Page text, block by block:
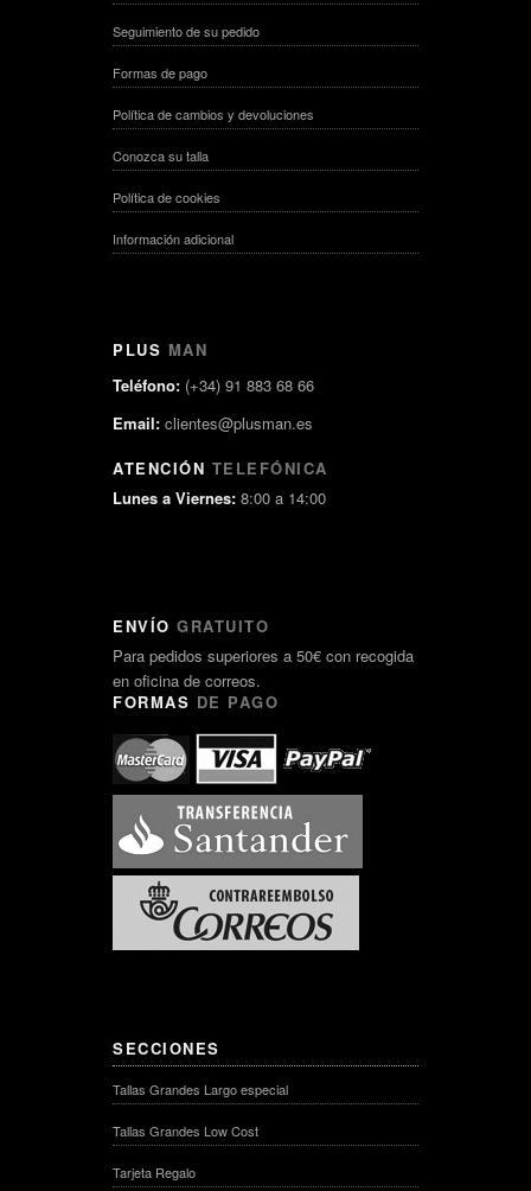
Seguimiento de su pedido
Formas de pago
Política de cambios y devoluciones
Conozca su talla
Política de cookies
Información adicional
PLUS MAN
Teléfono: (+34) 91 883 68 66
Email: clientes@plusman.es
ATENCIÓN TELEFÓNICA
Lunes a Viernes: 8:00 a 14:00
ENVÍO GRATUITO
Para pedidos superiores a 50€ con recogida
en oficina de correos.
FORMAS DE PAGO
SECCIONES
Tallas Grandes Largo especial
Tallas Grandes Low Cost
Tarjeta Regalo